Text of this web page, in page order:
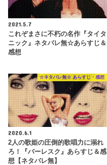
2021.5.7
これぞまさに不朽の名作『タイタ
ニック』ネタバレ無☆あらすじ＆
感想
☆ネタバレ無☆ あらすじ・感想
2020.6.1
2人の歌姫の圧倒的歌唱力に溺れ
ろ！『バーレスク』あらすじ＆感
想【ネタバレ無】